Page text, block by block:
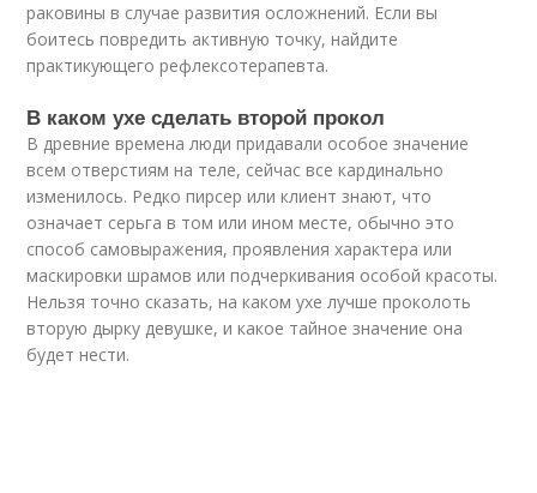
раковины в случае развития осложнений. Если вы
боитесь повредить активную точку, найдите
практикующего рефлексотерапевта.
В каком ухе сделать второй прокол
В древние времена люди придавали особое значение
всем отверстиям на теле, сейчас все кардинально
изменилось. Редко пирсер или клиент знают, что
означает серьга в том или ином месте, обычно это
способ самовыражения, проявления характера или
маскировки шрамов или подчеркивания особой красоты.
Нельзя точно сказать, на каком ухе лучше проколоть
вторую дырку девушке, и какое тайное значение она
будет нести.